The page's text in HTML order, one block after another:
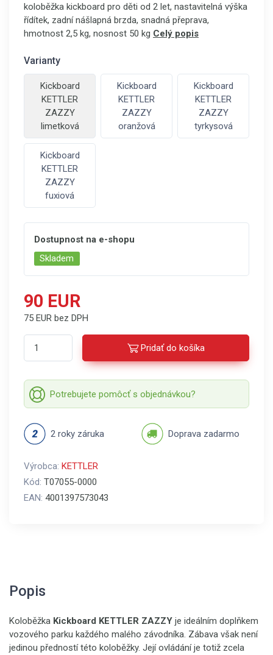
koloběžka kickboard pro děti od 2 let, nastavitelná výška
řídítek, zadní nášlapná brzda, snadná přeprava,
hmotnost 2,5 kg, nosnost 50 kg Celý popis
Varianty
Kickboard
KETTLER
ZAZZY
limetková
Kickboard
KETTLER
ZAZZY
oranžová
Kickboard
KETTLER
ZAZZY
tyrkysová
Kickboard
KETTLER
ZAZZY
fuxiová
Dostupnost na e-shopu
Skladem
90 EUR
75 EUR bez DPH
Pridať do košíka
Potrebujete pomôcť s objednávkou?
2 roky záruka Doprava zadarmo
Výrobca: KETTLER
Kód: T07055-0000
EAN: 4001397573043
Popis
Koloběžka Kickboard KETTLER ZAZZY je ideálním doplňkem
vozového parku každého malého závodníka. Zábava však není
jedinou předností této koloběžky. Její ovládání je totiž zcela